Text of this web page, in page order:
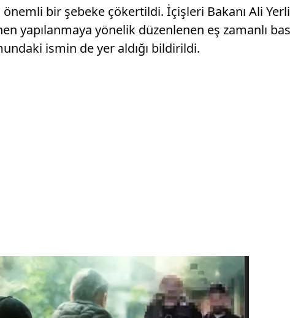
bir şebeke çökertildi. İçişleri Bakanı Ali
yapılanmaya yönelik düzenlenen eş zamanlı
ismin de yer aldığı bildirildi.